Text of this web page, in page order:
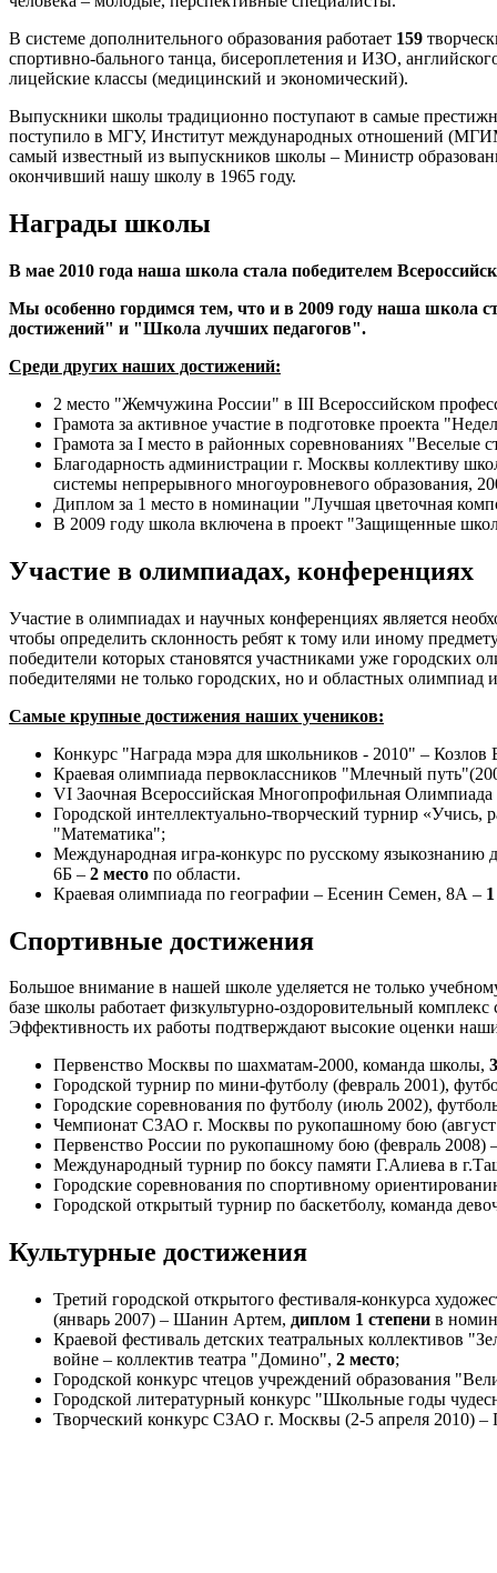
В системе дополнительного образования работает 159
спортивно-бального танца, бисероплетения и ИЗО,
лицейские классы (медицинский и экономический).
Выпускники школы традиционно поступают в самые
поступило в МГУ, Институт международных отношений
самый известный из выпускников школы – Министр
окончивший нашу школу в 1965 году.
Награды школы
В мае 2010 года наша школа стала победителем
Мы особенно гордимся тем, что и в 2009 году наша школа
достижений" и "Школа лучших педагогов".
Среди других наших достижений:
2 место "Жемчужина России" в III Всероссийском
Грамота за активное участие в подготовке проекта
Грамота за I место в районных соревнованиях "Веселые
Благодарность администрации г. Москвы коллективу
системы непрерывного многоуровневого образования,
Диплом за 1 место в номинации "Лучшая цветочная
В 2009 году школа включена в проект "Защищенные
Участие в олимпиадах, конференциях
Участие в олимпиадах и научных конференциях является
чтобы определить склонность ребят к тому или иному
победители которых становятся участниками уже городских
победителями не только городских, но и областных олимпиад
Самые крупные достижения наших учеников:
Конкурс "Награда мэра для школьников - 2010" –
Краевая олимпиада первоклассников "Млечный
VI Заочная Всероссийская Многопрофильная
Городской интеллектуально-творческий турнир
"Математика";
Международная игра-конкурс по русскому
6Б – 2 место по области.
Краевая олимпиада по географии – Есенин Семен, 8А –
Спортивные достижения
Большое внимание в нашей школе уделяется не только
базе школы работает физкультурно-оздоровительный
Эффективность их работы подтверждают высокие оценки
Первенство Москвы по шахматам-2000, команда школы,
Городской турнир по мини-футболу (февраль 2001),
Городские соревнования по футболу (июль 2002),
Чемпионат СЗАО г. Москвы по рукопашному бою
Первенство России по рукопашному бою (февраль
Международный турнир по боксу памяти Г.Алиева в
Городские соревнования по спортивному
Городской открытый турнир по баскетболу, команда
Культурные достижения
Третий городской открытого фестиваля-конкурса
(январь 2007) – Шанин Артем, диплом 1 степени в
Краевой фестиваль детских театральных коллективов
войне – коллектив театра "Домино", 2 место;
Городской конкурс чтецов учреждений образования
Городской литературный конкурс "Школьные годы
Творческий конкурс СЗАО г. Москвы (2-5 апреля 2010)